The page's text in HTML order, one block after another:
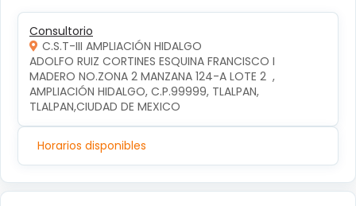
Consultorio
C.S.T-III AMPLIACIÓN HIDALGO
ADOLFO RUIZ CORTINES ESQUINA FRANCISCO I
MADERO NO.ZONA 2 MANZANA 124-A LOTE 2  ,
AMPLIACIÓN HIDALGO, C.P.99999, TLALPAN,
TLALPAN,CIUDAD DE MEXICO
Horarios disponibles